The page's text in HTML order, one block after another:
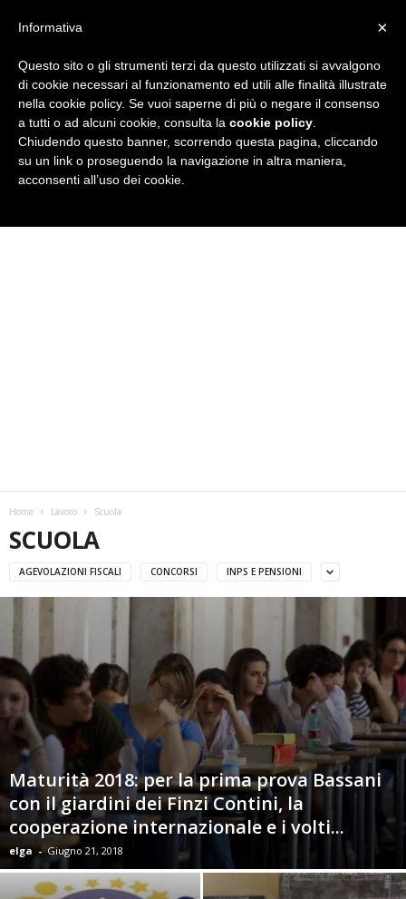
i
Home Lavoro Scuola
SCUOLA
AGEVOLAZIONI FISCALI CONCORSI INPS E PENSIONI
Maturità 2018: per la prima prova Bassani
con il giardini dei Finzi Contini, la
cooperazione internazionale e i volti...
elga - Giugno 21, 2018
×
Informativa
Questo sito o gli strumenti terzi da questo utilizzati si avvalgono
di cookie necessari al funzionamento ed utili alle finalità illustrate
nella cookie policy. Se vuoi saperne di più o negare il consenso
a tutti o ad alcuni cookie, consulta la cookie policy
Chiudendo questo banner, scorrendo questa pagina, cliccando
su un link o proseguendo la navigazione in altra maniera,
acconsenti all’uso dei cookie.